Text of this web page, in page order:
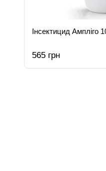
Інсектицид Ампліго
565 грн